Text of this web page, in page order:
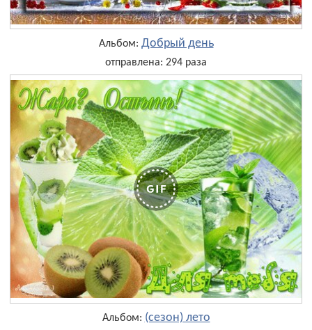
Альбом: Добрый день
отправлена: 294 раза
Альбом: (сезон) лето